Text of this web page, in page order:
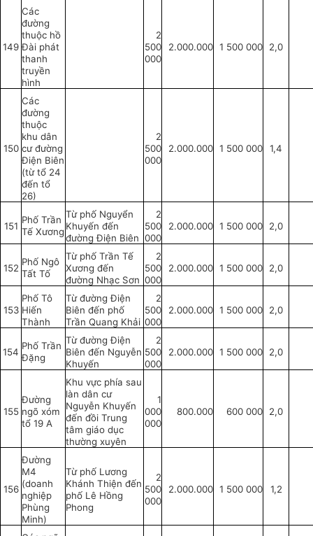
149
Các
đường
thuộc hồ
Đài phát
thanh
truyền
hình
2
500
000
2.000.000 1 500 000 2,0
150
Các
đường
thuộc
khu dân
cư đường
Điện Biên
(từ tổ 24
đến tổ
26)
2
500
000
2.000.000 1 500 000 1,4
151
Phố Trần
Tế Xương
Từ phố Nguyển
Khuyến đến
đường Điện Biên
2
500
000
2.000.000 1 500 000 2,0
152
Phố Ngô
Tất Tố
Từ phố Trần Tế
Xương đến
đường Nhạc Sơn
2
500
000
2.000.000 1 500 000 2,0
153
Phố Tô
Hiến
Thành
Từ đường Điện
Biên đến phố
Trần Quang Khải
2
500
000
2.000.000 1 500 000 2,0
154
Phố Trần
Đặng
Từ đường Điện
Biên đến Nguyễn
Khuyến
2
500
000
2.000.000 1 500 000 2,0
155
Đường
ngõ xóm
tổ 19 A
Khu vực phía sau
làn dân cư
Nguyễn Khuyến
đến đồi Trung
tâm giáo dục
thường xuyên
1
000
000
800.000 600 000 2,0
156
Đường
M4
(doanh
nghiệp
Phùng
Minh)
Từ phố Lương
Khánh Thiện đến
phố Lê Hồng
Phong
2
500
000
2.000.000 1 500 000 1,2